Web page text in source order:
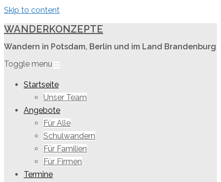
Skip to content
WANDERKONZEPTE
Wandern in Potsdam, Berlin und im Land Brandenburg
Toggle menu
Startseite
Unser Team
Angebote
Für Alle
Schulwandern
Für Familien
Für Firmen
Termine